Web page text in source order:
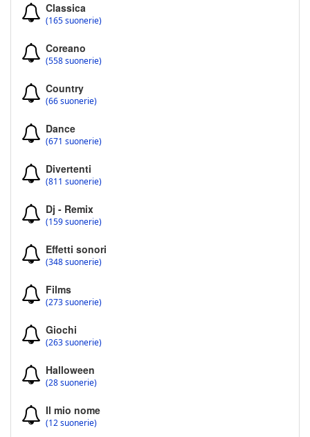
Classica
(165 suonerie)
Coreano
(558 suonerie)
Country
(66 suonerie)
Dance
(671 suonerie)
Divertenti
(811 suonerie)
Dj - Remix
(159 suonerie)
Effetti sonori
(348 suonerie)
Films
(273 suonerie)
Giochi
(263 suonerie)
Halloween
(28 suonerie)
Il mio nome
(12 suonerie)